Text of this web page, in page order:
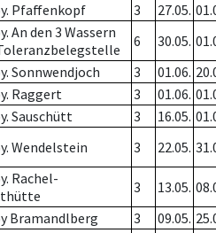
Pfaffenkopf 3 27.05.
An den 3 Wassern
6 30.05.
Sonnwendjoch 3 01.06.
Raggert 3 01.06.
Sauschütt 3 16.05.
Wendelstein 3 22.05.
Rachel-
3 13.05.
Bramandlberg 3 09.05.